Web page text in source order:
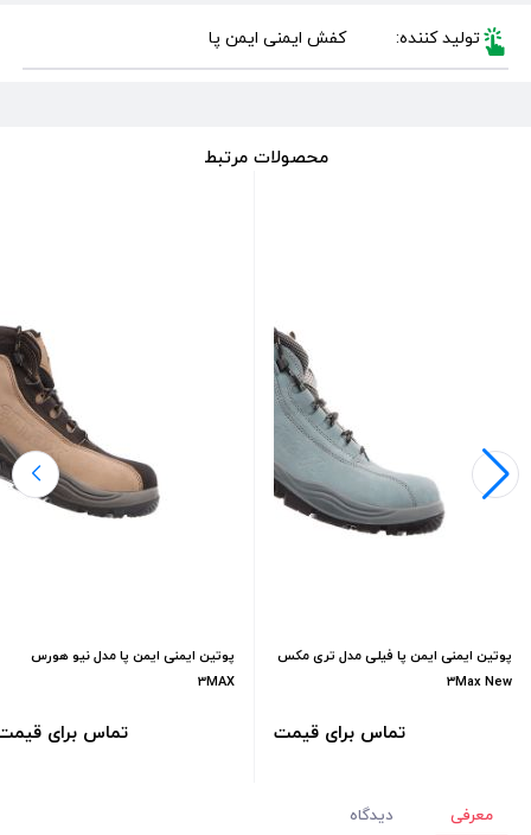
تولید کننده: کفش ایمنی ایمن پا
محصولات مرتبط
پوتین ایمنی ایمن پا فیلی مدل تری مکس
۳Max New
تماس برای قیمت
پوتین ایمنی ایمن پا مدل نیو هورس
3MAX
تماس برای
معرفی دیدگاه